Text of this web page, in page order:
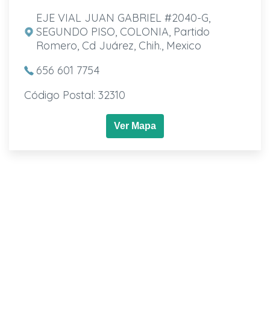
EJE VIAL JUAN GABRIEL #2040-G,
SEGUNDO PISO, COLONIA, Partido
Romero, Cd Juárez, Chih., Mexico
656 601 7754
Código Postal: 32310
Ver Mapa